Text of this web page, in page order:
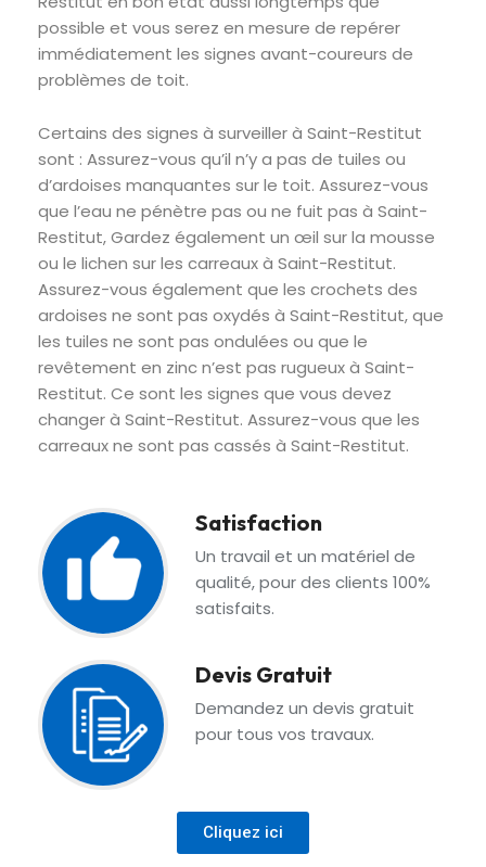
possible et vous serez en mesure de repérer
immédiatement les signes avant-coureurs de
problèmes de toit.
Certains des signes à surveiller à Saint-Restitut
sont : Assurez-vous qu’il n’y a pas de tuiles ou
d’ardoises manquantes sur le toit. Assurez-vous
que l’eau ne pénètre pas ou ne fuit pas à Saint-
Restitut, Gardez également un œil sur la mousse
ou le lichen sur les carreaux à Saint-Restitut.
Assurez-vous également que les crochets des
ardoises ne sont pas oxydés à Saint-Restitut, que
les tuiles ne sont pas ondulées ou que le
revêtement en zinc n’est pas rugueux à Saint-
Restitut. Ce sont les signes que vous devez
changer à Saint-Restitut. Assurez-vous que les
carreaux ne sont pas cassés à Saint-Restitut.
Satisfaction
Un travail et un matériel de
qualité, pour des clients 100%
satisfaits.
Devis Gratuit
Demandez un devis gratuit
pour tous vos travaux.
Cliquez ici